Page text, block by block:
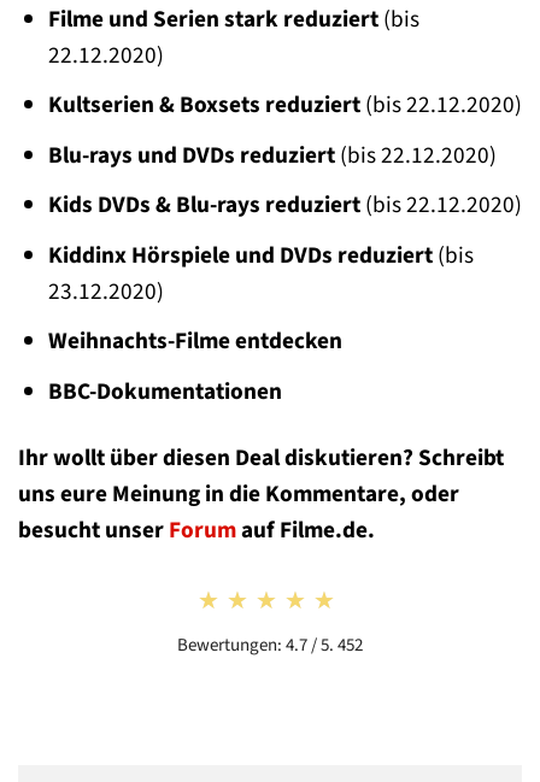
Filme und Serien stark reduziert(bis
22.12.2020)
Kultserien & Boxsets reduziert(bis 22.12.2020)
Blu-rays und DVDs reduziert(bis 22.12.2020)
Kids DVDs & Blu-rays reduziert(bis 22.12.2020)
Kiddinx Hörspiele und DVDs reduziert(bis
23.12.2020)
Weihnachts-Filme entdecken
BBC-Dokumentationen
Ihr wollt über diesen Deal diskutieren? Schreibt
uns eure Meinung in die Kommentare, oder
besucht unserForumauf Filme.de.
★★★★★
★★★★★
Bewertungen: 4.7 / 5. 452